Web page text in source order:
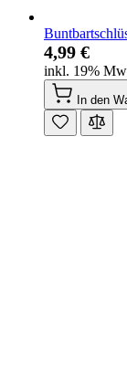
4,99 €
inkl. 19%
In den